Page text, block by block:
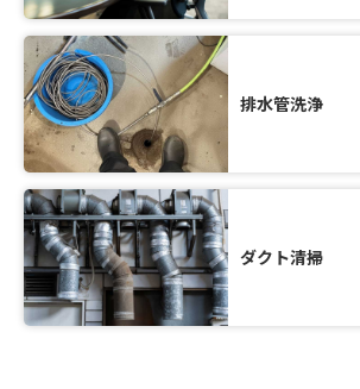
排水管洗浄
ダクト清掃